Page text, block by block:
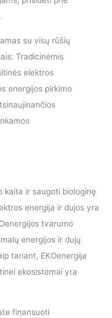
.
su visų rūšių
Tradicinėmis
elektros
energijos pirkimo
kaita ir saugoti biologinę
energija ir dujos yra
tvarumo
energijos ir dujų
tariant, EKOenergija
ekosistemai yra
finansuoti